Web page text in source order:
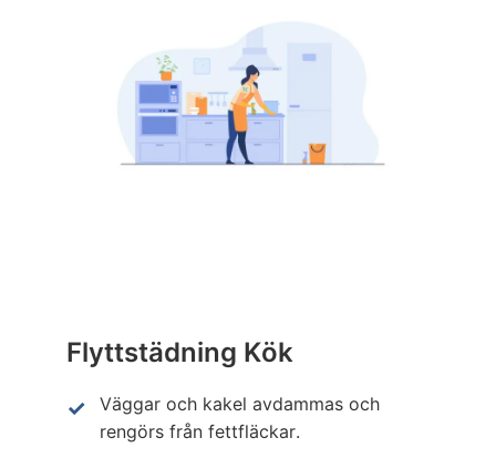
Flyttstädning Kök
Väggar och kakel avdammas och
rengörs från fettfläckar.